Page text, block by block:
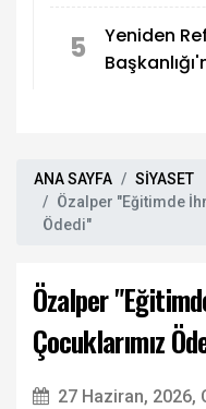
5
Yeniden
ANA SAYFA
SİYASET
Özalper "Eğitimde
Ödedi"
Özalper
Çocuklarımız
27 Haziran, 2026,